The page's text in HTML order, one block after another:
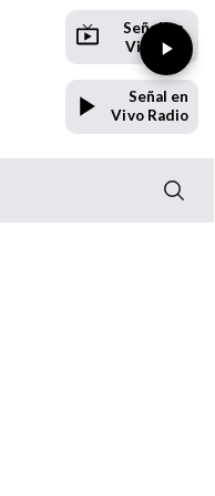
Señal en
Vivo TV
Señal en
Vivo Radio